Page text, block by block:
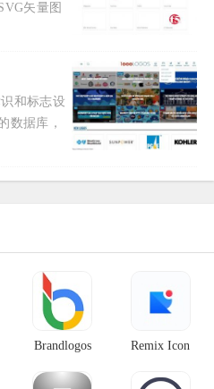
矢量图
集了来自
和标志设
数据库，
。这个网
Brandlogos Remix Icon